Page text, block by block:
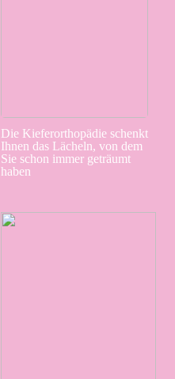
Die Kieferorthopädie schenkt
Ihnen das Lächeln, von dem
Sie schon immer geträumt
haben